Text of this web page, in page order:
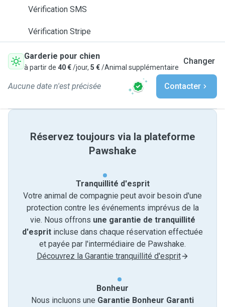
Vérification SMS
Vérification Stripe
Garderie pour chien
à partir de 40 €/jour, 5 €/Animal supplémentaire
Changer
Aucune date n'est précisée Contacter
Réservez toujours via la plateforme
Pawshake
Tranquillité d'esprit
Votre animal de compagnie peut avoir besoin d'une
protection contre les événements imprévus de la
vie. Nous offrons une garantie de tranquillité
d'esprit incluse dans chaque réservation effectuée
et payée par l'intermédiaire de Pawshake.
Découvrez la Garantie tranquillité d'esprit
Bonheur
Nous incluons une Garantie Bonheur Garanti